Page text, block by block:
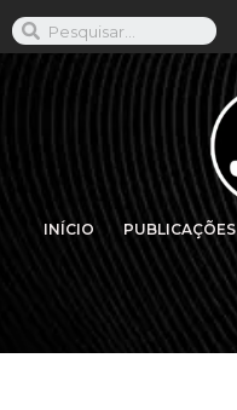
INÍCIO PUBLICAÇÕES